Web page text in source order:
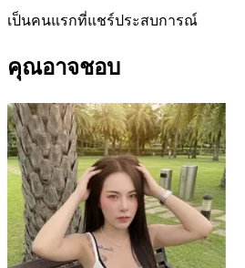
เป็นคนแรกที่แชร์ประสบการณ์
คุณอาจชอบ